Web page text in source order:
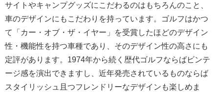
サイトやキャンプグッズにこだわるのはもちろんのこと、
車のデザインにもこだわりを持っています。ゴルフはかつ
て「カー・オブ・ザ・イヤー」を受賞したほどのデザイン
性・機能性を持つ車種であり、そのデザイン性の高さにも
定評があります。1974年から続く歴代ゴルフならばビンテ
ージ感を演出できますし、近年発売されているものならば
スタイリッシュ且つフレンドリーなデザインも楽しめま